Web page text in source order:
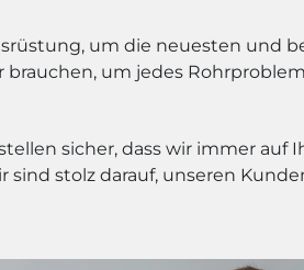
um die neuesten und
um jedes
sicher, dass wir immer
stolz darauf, unseren